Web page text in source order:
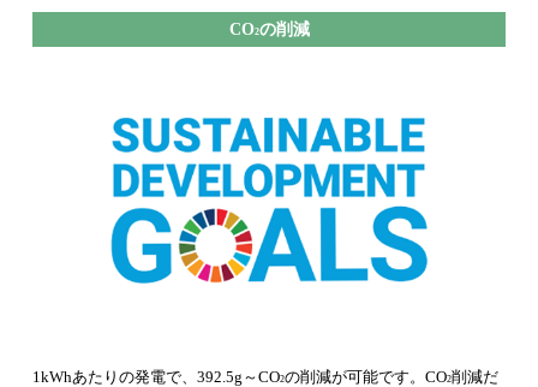
CO2の削減
1kWhあたりの発電で、392.5g～CO2の削減が可能です。CO2削減だ